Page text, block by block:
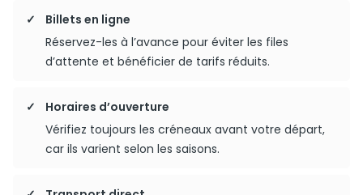
Billets en ligne
Réservez-les à l’avance pour éviter les files
d’attente et bénéficier de tarifs réduits.
Horaires d’ouverture
Vérifiez toujours les créneaux avant votre départ,
car ils varient selon les saisons.